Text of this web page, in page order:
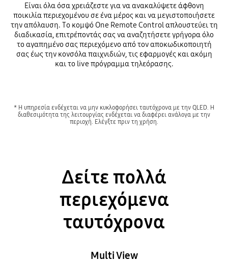
Είναι όλα όσα χρειάζεστε για να ανακαλύψετε άφθονη
ποικιλία περιεχομένου σε ένα μέρος και να μεγιστοποιήσετε
την απόλαυση. Το κομψό One Remote Control απλουστεύει τη
διαδικασία, επιτρέποντάς σας να αναζητήσετε γρήγορα όλο
το αγαπημένο σας περιεχόμενο από τον αποκωδικοποιητή
σας έως την κονσόλα παιχνιδιών, τις εφαρμογές και ακόμη
και το live πρόγραμμα τηλεόρασης.
* Η υπηρεσία ενδέχεται να μην κυκλοφορήσει ταυτόχρονα με την QLED. Η
διαθεσιμότητα της λειτουργίας ενδέχεται να διαφέρει ανάλογα με την
περιοχή. Ελέγξτε πριν τη χρήση.
Δείτε πολλά
περιεχόμενα
ταυτόχρονα
Multi View